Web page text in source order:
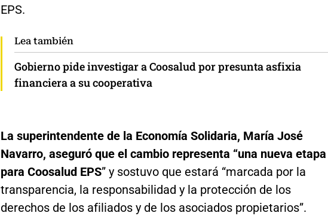
EPS.
Lea también
Gobierno pide investigar a Coosalud por presunta asfixia
financiera a su cooperativa
La superintendente de la Economía Solidaria, María José
Navarro, aseguró que el cambio representa “una nueva etapa
para Coosalud EPS” y sostuvo que estará “marcada por la
transparencia, la responsabilidad y la protección de los
derechos de los afiliados y de los asociados propietarios”.